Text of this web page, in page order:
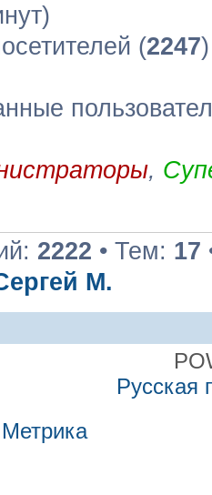
(2247
,
2222 • Тем: 17
М.
Русская